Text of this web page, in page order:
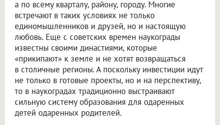
а по всему кварталу, району, городу. Многие
встречают в таких условиях не только
единомышленников и друзей, но и настоящую
любовь. Еще с советских времен наукограды
известны своими династиями, которые
«прикипают» к земле и не хотят возвращаться
в столичные регионы. А поскольку инвестиции идут
не только в готовые проекты, но и на перспективу,
то в наукоградах традиционно выстраивают
сильную систему образования для одаренных
детей одаренных родителей.